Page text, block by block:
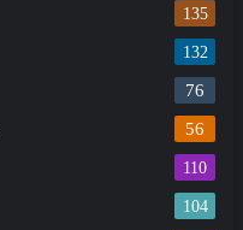
135
132
76
56
110
104